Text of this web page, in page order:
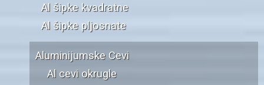
Al šipke kvadratne
Al šipke pljosnate
Aluminijumske Cevi
Al cevi okrugle